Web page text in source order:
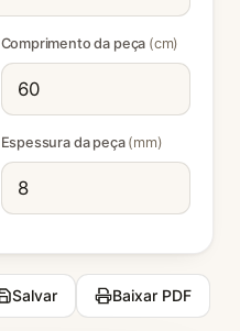
Comprimento da peça (cm)
Espessura da peça (mm)
Salvar Baixar PDF